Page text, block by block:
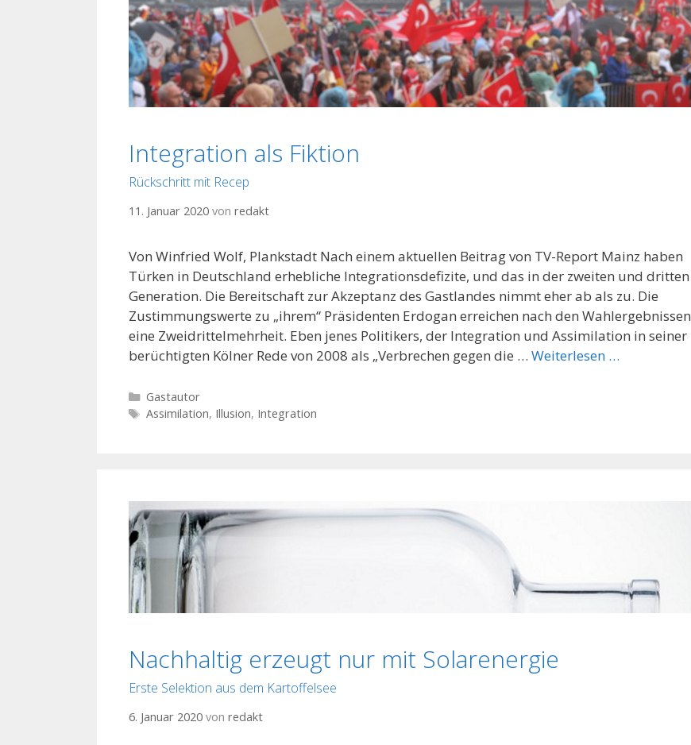
Integration als Fiktion
Rückschritt mit Recep
11. Januar 2020 von redakt
Von Winfried Wolf, Plankstadt Nach einem aktuellen Beitrag von TV-Report Mainz haben
Türken in Deutschland erhebliche Integrationsdefizite, und das in der zweiten und dritten
Generation. Die Bereitschaft zur Akzeptanz des Gastlandes nimmt eher ab als zu. Die
Zustimmungswerte zu „ihrem“ Präsidenten Erdogan erreichen nach den Wahlergebnissen
eine Zweidrittelmehrheit. Eben jenes Politikers, der Integration und Assimilation in seiner
berüchtigten Kölner Rede von 2008 als „Verbrechen gegen die … Weiterlesen …
K
a
i
e
n
Gastautor
S
w
ö
r
t
e
r
Assimilation, Illusion, Integration
Nachhaltig erzeugt nur mit Solarenergie
Erste Selektion aus dem Kartoffelsee
6. Januar 2020 von redakt